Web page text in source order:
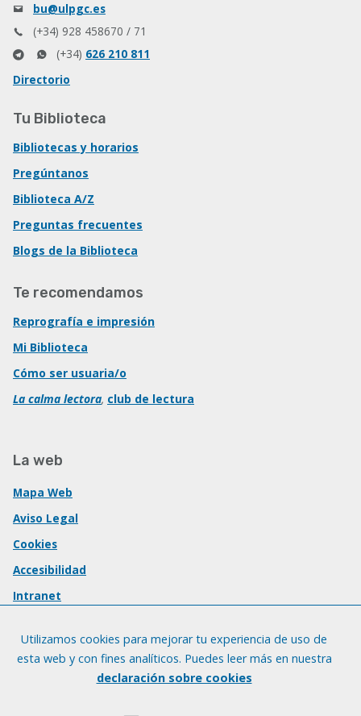
bu@ulpgc.es
(+34) 928 458670 / 71
(+34) 626 210 811
Directorio
Tu Biblioteca
Bibliotecas y horarios
Pregúntanos
Biblioteca A/Z
Preguntas frecuentes
Blogs de la Biblioteca
Te recomendamos
Reprografía e impresión
Mi Biblioteca
Cómo ser usuaria/o
La calma lectora, club de lectura
La web
Mapa Web
Aviso Legal
Cookies
Accesibilidad
Intranet
Utilizamos cookies para mejorar tu experiencia de uso de
esta web y con fines analíticos. Puedes leer más en nuestra
declaración sobre cookies